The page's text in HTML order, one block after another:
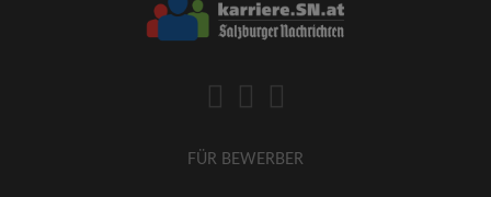
FÜR BEWERBER